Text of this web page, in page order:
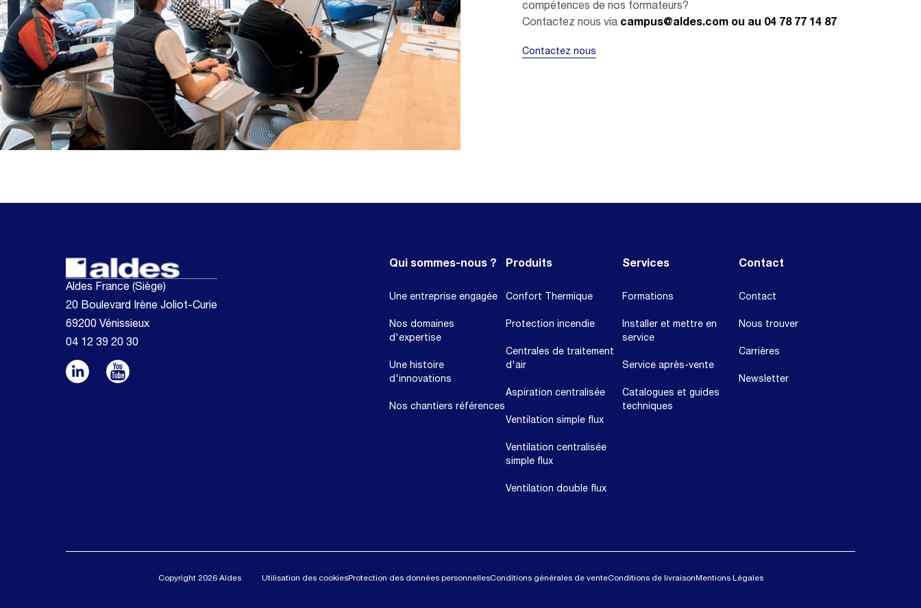
compétences de nos formateurs?
Contactez nous via campus@aldes.com ou au 04 78 77 14 87
Contactez nous
Aldes France (Siège)
20 Boulevard Irène Joliot-Curie
69200 Vénissieux
04 12 39 20 30
Qui sommes-nous ?
Une entreprise engagée
Nos domaines
d'expertise
Une histoire
d'innovations
Nos chantiers références
Produits
Confort Thermique
Protection incendie
Centrales de traitement
d'air
Aspiration centralisée
Ventilation simple flux
Ventilation centralisée
simple flux
Ventilation double flux
Services
Formations
Installer et mettre en
service
Service après-vente
Catalogues et guides
techniques
Contact
Contact
Nous trouver
Carrières
Newsletter
Copyright 2026 Aldes Utilisation des cookiesProtection des données personnellesConditions générales de venteConditions de livraison Mentions Légales